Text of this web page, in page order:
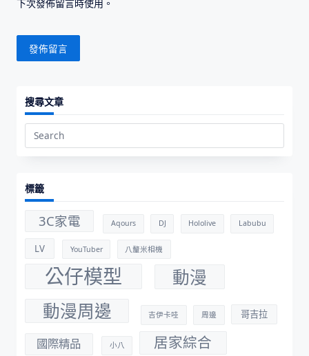
下次發佈留言時使用。
搜尋文章
Search
標籤
3C家電 Aqours DJ Hololive Labubu
LV YouTuber 八釐米相機
公仔模型
動漫
動漫周邊
吉伊卡哇 周邊 哥吉拉
國際精品 小八 居家綜合